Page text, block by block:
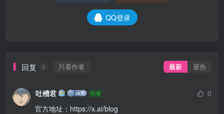
QQ登录
回复 1 只看作者 最新 最热
吐槽君 作者
0
官方地址：https://x.ai/blog